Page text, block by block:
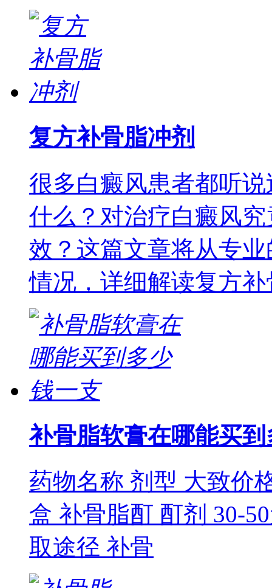
复方补骨脂冲剂
很多白癜风患者都听
什么？对治疗白癜风
效？这篇文章将从专
情况，详细解读复方
补骨脂软膏在哪能买
药物名称 剂型 大致价
盒 补骨脂酊 酊剂 30-
取途径 补骨